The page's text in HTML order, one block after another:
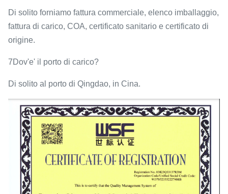
Di solito forniamo fattura commerciale, elenco imballaggio,
fattura di carico, COA, certificato sanitario e certificato di
origine.
7Dov'e' il porto di carico?
Di solito al porto di Qingdao, in Cina.